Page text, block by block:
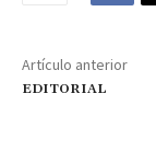
Artículo anterior
EDITORIAL